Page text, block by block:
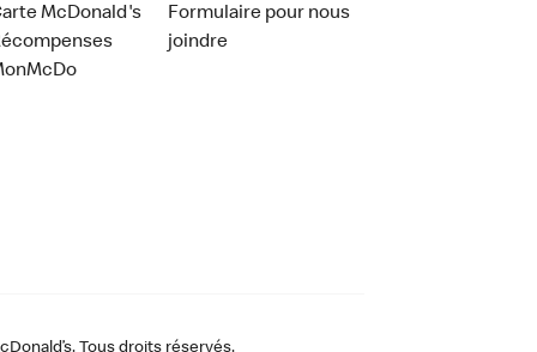
McDonald's
Formulaire pour nous
joindre
Tous droits réservés.